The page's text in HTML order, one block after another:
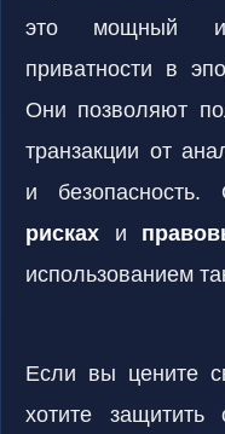
это мощный
приватности в
Они позволяют
транзакции от
и
рисках и
использованием
Если вы цените
хотите